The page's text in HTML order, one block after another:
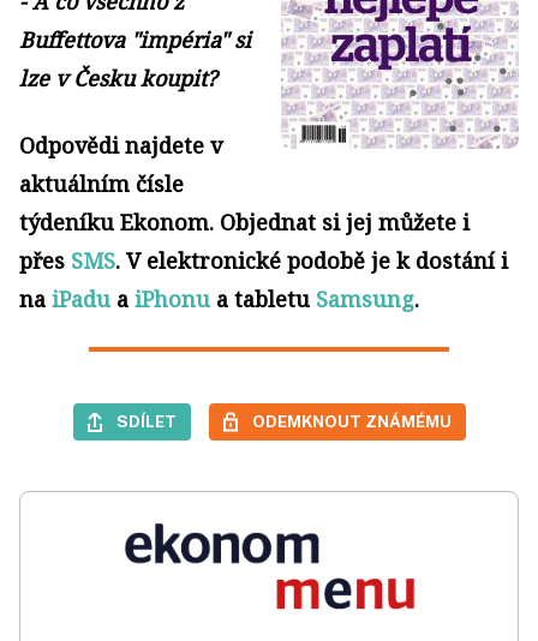
Buffettova "impéria" si
lze v Česku koupit?
Odpovědi najdete v
aktuálním čísle
týdeníku Ekonom. Objednat si jej můžete i
přes SMS. V elektronické podobě je k dostání i
na iPadu a iPhonu a tabletu Samsung.
SDÍLET ODEMKNOUT ZNÁMÉMU